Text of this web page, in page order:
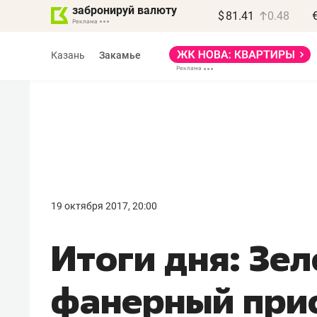
забронируй валюту $ 81.41 0.48
Казань Закамье
19 октября 2017, 20:00
Итоги дня:
фанерный
правил, бизнес может
потерять минимум
полгода»